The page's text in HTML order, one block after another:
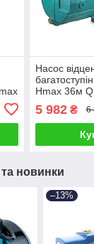
Насос
Hmax 36м
LEO 3.0
5 982₴ 6
та новинки
–13%